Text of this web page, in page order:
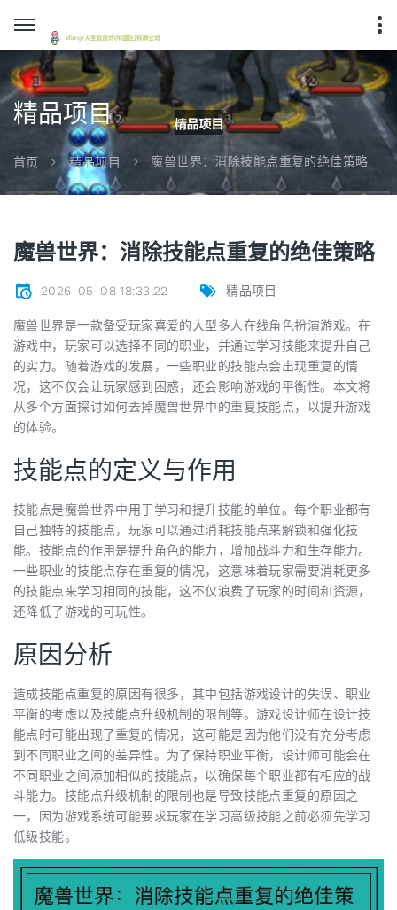
精品项目
首页 精品项目 魔兽世界：消除技能点重复的绝佳策略
魔兽世界：消除技能点重复的绝佳策略
2026-05-08 18:33:22 精品项目
魔兽世界是一款备受玩家喜爱的大型多人在线角色扮演游戏。在
游戏中，玩家可以选择不同的职业，并通过学习技能来提升自己
的实力。随着游戏的发展，一些职业的技能点会出现重复的情
况，这不仅会让玩家感到困惑，还会影响游戏的平衡性。本文将
从多个方面探讨如何去掉魔兽世界中的重复技能点，以提升游戏
的体验。
技能点的定义与作用
技能点是魔兽世界中用于学习和提升技能的单位。每个职业都有
自己独特的技能点，玩家可以通过消耗技能点来解锁和强化技
能。技能点的作用是提升角色的能力，增加战斗力和生存能力。
一些职业的技能点存在重复的情况，这意味着玩家需要消耗更多
的技能点来学习相同的技能，这不仅浪费了玩家的时间和资源，
还降低了游戏的可玩性。
原因分析
造成技能点重复的原因有很多，其中包括游戏设计的失误、职业
平衡的考虑以及技能点升级机制的限制等。游戏设计师在设计技
能点时可能出现了重复的情况，这可能是因为他们没有充分考虑
到不同职业之间的差异性。为了保持职业平衡，设计师可能会在
不同职业之间添加相似的技能点，以确保每个职业都有相应的战
斗能力。技能点升级机制的限制也是导致技能点重复的原因之
一，因为游戏系统可能要求玩家在学习高级技能之前必须先学习
低级技能。